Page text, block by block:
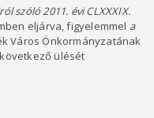
szóló 2011. évi CLXXXIX.
eljárva, figyelemmel a
Város Önkormányzatának
ülését